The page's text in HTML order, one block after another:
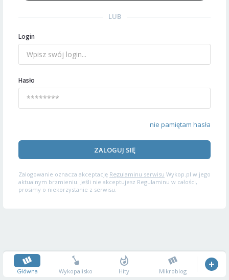
LUB
Login
Hasło
nie pamiętam hasła
ZALOGUJ SIĘ
Zalogowanie oznacza akceptację Regulaminu serwisu Wykop.pl w jego
aktualnym brzmieniu. Jeśli nie akceptujesz Regulaminu w całości,
prosimy o niekorzystanie z serwisu.
Główna Wykopalisko Hity Mikroblog